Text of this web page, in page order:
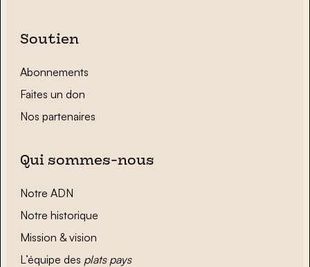
Soutien
Abonnements
Faites un don
Nos partenaires
Qui sommes-nous
Notre ADN
Notre historique
Mission & vision
L’équipe des plats pays